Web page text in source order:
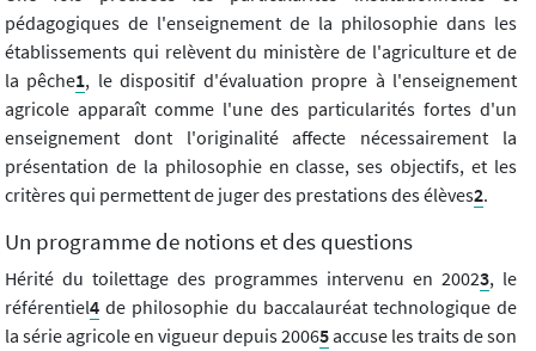
pédagogiques de l'enseignement de la philosophie dans les
établissements qui relèvent du ministère de l'agriculture et de
la pêche1, le dispositif d'évaluation propre à l'enseignement
agricole apparaît comme l'une des particularités fortes d'un
enseignement dont l'originalité affecte nécessairement la
présentation de la philosophie en classe, ses objectifs, et les
critères qui permettent de juger des prestations des élèves2.
Un programme de notions et des questions
Hérité du toilettage des programmes intervenu en 20023, le
référentiel4 de philosophie du baccalauréat technologique de
la série agricole en vigueur depuis 20065accuse les traits de son